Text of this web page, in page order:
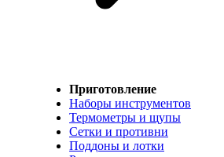
Приготовление
Наборы инструментов
Термометры и щупы
Сетки и противни
Поддоны и лотки